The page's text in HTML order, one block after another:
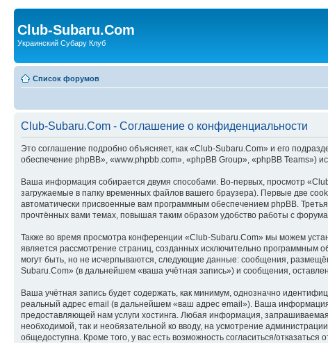
Club-Subaru.Com
Украинский Субару Клуб
Список форумов
Club-Subaru.Com - Соглашение о конфиденциальности
Это соглашение подробно объясняет, как «Club-Subaru.Com» и его
обеспечение phpBB», «www.phpbb.com», «phpBB Group», «phpBB
Ваша информация собирается двумя способами. Во-первых, просмотр
загружаемые в папку временных файлов вашего браузера). Первые две
автоматически присвоенные вам программным обеспечением phpBB.
прочтённых вами темах, повышая таким образом удобство работы с
Также во время просмотра конференции «Club-Subaru.Com» мы можем
является рассмотрение страниц, созданных исключительно
могут быть, но не исчерпываются, следующие данные: сообщения,
Subaru.Com» (в дальнейшем «ваша учётная запись») и сообщения,
Ваша учётная запись будет содержать, как минимум, однозначно
реальный адрес email (в дальнейшем «ваш адрес email»). Ваша
предоставляющей нам услуги хостинга. Любая информация,
необходимой, так и необязательной ко вводу, на усмотрение
общедоступна. Кроме того, у вас есть возможность согласиться/